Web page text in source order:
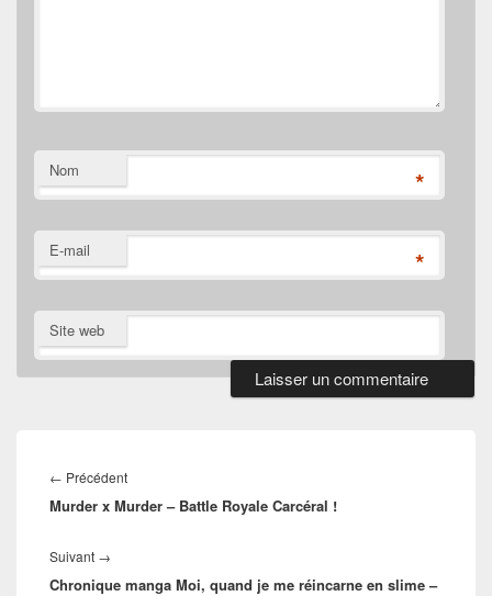
Nom *
E-mail *
Site web
de
l’article
← PrécédentArticle
précédent :
Murder x Murder – Battle Royale Carcéral !
Suivant →
suivant :
Chronique manga Moi, quand je me réincarne en slime –